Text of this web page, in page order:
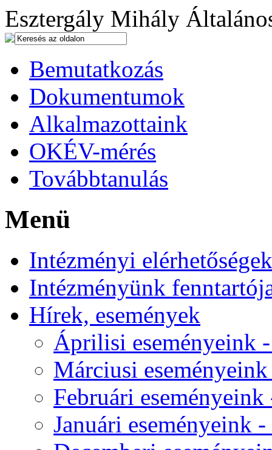
Esztergály Mihály
Bemutatkozás
Dokumentumok
Alkalmazottaink
OKÉV-mérés
Továbbtanulás
Menü
Intézményi elérhetőségek
Intézményünk
Hírek, események
Áprilisi eseményeink
Márciusi
Februári
Januári eseményeink